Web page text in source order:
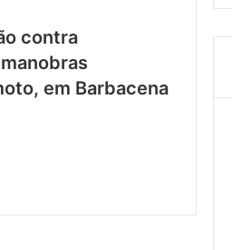
contra
em Barbacena